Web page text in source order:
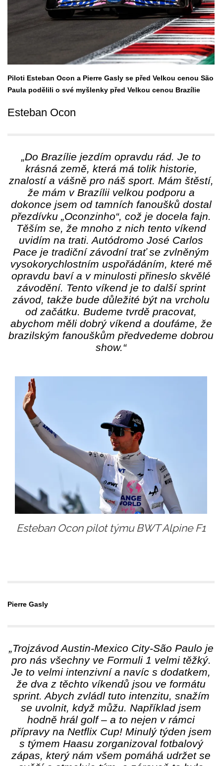
Piloti Esteban Ocon a Pierre Gasly se před Velkou cenou São
Paula podělili o své myšlenky před Velkou cenou Brazílie
Esteban Ocon
„Do Brazílie jezdím opravdu rád. Je to
krásná země, která má tolik historie,
znalostí a vášně pro náš sport. Mám štěstí,
že mám v Brazílii velkou podporu a
dokonce jsem od tamních fanoušků dostal
přezdívku „Oconzinho“, což je docela fajn.
Těším se, že mnoho z nich tento víkend
uvidím na trati. Autódromo José Carlos
Pace je tradiční závodní trať se zvlněným
vysokorychlostním uspořádáním, které mě
opravdu baví a v minulosti přineslo skvělé
závodění. Tento víkend je to další sprint
závod, takže bude důležité být na vrcholu
od začátku. Budeme tvrdě pracovat,
abychom měli dobrý víkend a doufáme, že
brazilským fanouškům předvedeme dobrou
show.“
Esteban Ocon pilot týmu BWT Alpine F1
Pierre Gasly
„Trojzávod Austin-Mexico City-São Paulo je
pro nás všechny ve Formuli 1 velmi těžký.
Je to velmi intenzivní a navíc s dodatkem,
že dva z těchto víkendů jsou ve formátu
sprint. Abych zvládl tuto intenzitu, snažím
se uvolnit, když můžu. Například jsem
hodně hrál golf – a to nejen v rámci
přípravy na Netflix Cup! Minulý týden jsem
s týmem Haasu zorganizoval fotbalový
zápas, který nám všem pomáhá udržet se